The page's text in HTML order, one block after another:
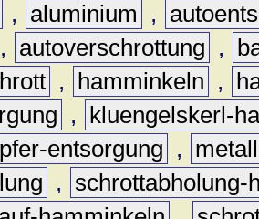
, aluminium ,
, autoverschrottung ,
, hamminkeln ,
,
kluengelskerl-
entsorgung ,
metall
,
schrottabholung-